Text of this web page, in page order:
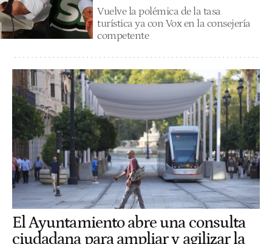
Vuelve la polémica de la tasa
turística ya con Vox en la consejería
competente
El Ayuntamiento abre una consulta
ciudadana para ampliar y agilizar la